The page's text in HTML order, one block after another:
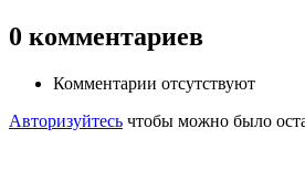
0 комментариев
Комментарии отсутствуют
Авторизуйтесь чтобы можно было